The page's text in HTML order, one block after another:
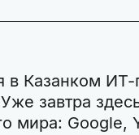
в Казанком
завтра
мира: Google,